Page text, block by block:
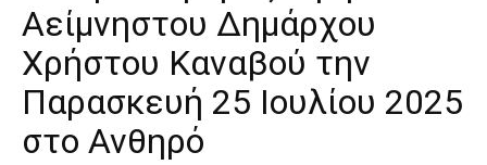
Αείμνηστου Δημάρχου
Χρήστου Καναβού την
Παρασκευή 25 Ιουλίου 2025
στο Ανθηρό